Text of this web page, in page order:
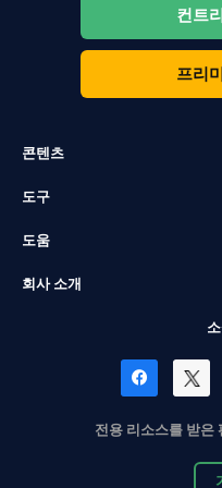
컨트
프리
콘텐츠
도구
도움
회사 소개
전용 리소스를 받은